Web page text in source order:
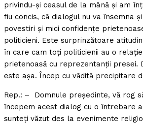
privindu-şi ceasul de la mână şi am
fiu concis, că dialogul nu va însemna
povestiri şi mici confidenţe
politicieni. Este surprinzătoare
în care cam toţi politicienii au o
prietenoasă cu reprezentanţii presei.
este aşa. Încep cu vădită precipitare
Rep.: – Domnule preşedinte, vă rog
începem acest dialog cu o întrebare
sunteţi văzut des la evenimente